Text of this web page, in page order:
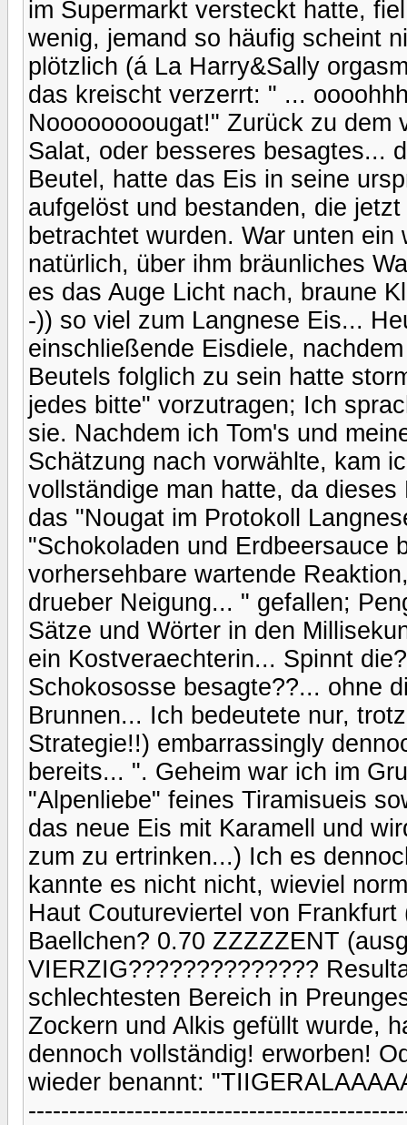
im Supermarkt versteckt hatte,
wenig, jemand so häufig scheint
plötzlich (á La Harry&Sally
das kreischt verzerrt: " ...
Noooooooougat!" Zurück zu
Salat, oder besseres besagtes...
Beutel, hatte das Eis in seine
aufgelöst und bestanden, die
betrachtet wurden. War unten
natürlich, über ihm bräunliches
es das Auge Licht nach, braune
-)) so viel zum Langnese Eis...
einschließende Eisdiele,
Beutels folglich zu sein hatte
jedes bitte" vorzutragen; Ich
sie. Nachdem ich Tom's und
Schätzung nach vorwählte, kam
vollständige man hatte, da
das "Nougat im Protokoll
"Schokoladen und Erdbeersauce
vorhersehbare wartende
drueber Neigung... " gefallen;
Sätze und Wörter in den
ein Kostveraechterin... Spinnt
Schokososse besagte??... ohne
Brunnen... Ich bedeutete nur,
Strategie!!) embarrassingly
bereits... ". Geheim war ich im
"Alpenliebe" feines Tiramisueis
das neue Eis mit Karamell und
zum zu ertrinken...) Ich es
kannte es nicht nicht, wieviel
Haut Coutureviertel von
Baellchen? 0.70 ZZZZZENT
VIERZIG??????????????
schlechtesten Bereich in
Zockern und Alkis gefüllt wurde,
dennoch vollständig! erworben!
wieder benannt: